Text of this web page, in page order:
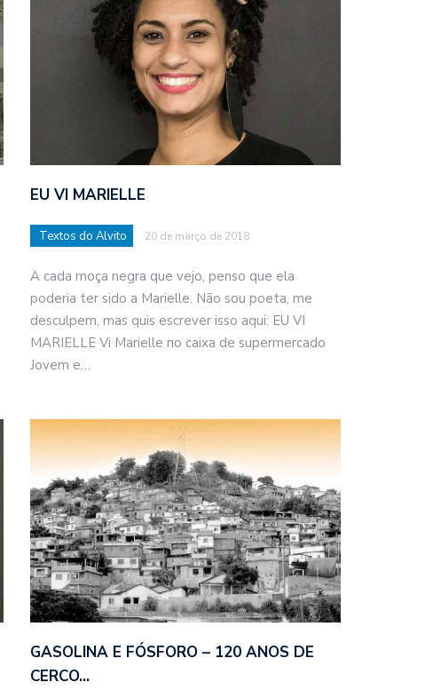
EU VI MARIELLE
Textos do Alvito 20 de março de 2018
A cada moça negra que vejo, penso que ela
poderia ter sido a Marielle. Não sou poeta, me
desculpem, mas quis escrever isso aqui: EU VI
MARIELLE Vi Marielle no caixa de supermercado
Jovem e…
GASOLINA E FÓSFORO – 120 ANOS DE
CERCO…